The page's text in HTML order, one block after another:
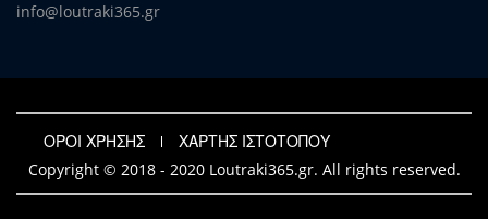
info@loutraki365.gr
ΟΡΟΙ ΧΡΗΣΗΣ
ΧΑΡΤΗΣ ΙΣΤΟΤΟΠΟΥ
Copyright © 2018 - 2020 Loutraki365.gr. All rights reserved.